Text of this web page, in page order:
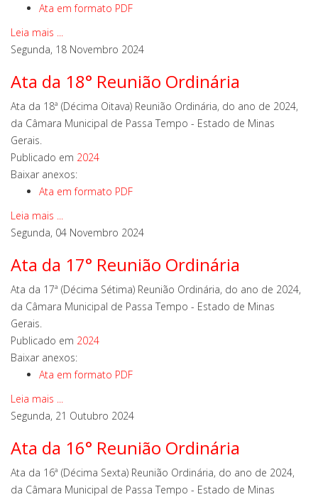
Ata em formato PDF
Leia mais ...
Segunda, 18 Novembro 2024
Ata da 18° Reunião Ordinária
Ata da 18ª (Décima Oitava) Reunião Ordinária, do ano de 2024,
da Câmara Municipal de Passa Tempo - Estado de Minas
Gerais.
Publicado em 2024
Baixar anexos:
Ata em formato PDF
Leia mais ...
Segunda, 04 Novembro 2024
Ata da 17° Reunião Ordinária
Ata da 17ª (Décima Sétima) Reunião Ordinária, do ano de 2024,
da Câmara Municipal de Passa Tempo - Estado de Minas
Gerais.
Publicado em 2024
Baixar anexos:
Ata em formato PDF
Leia mais ...
Segunda, 21 Outubro 2024
Ata da 16° Reunião Ordinária
Ata da 16ª (Décima Sexta) Reunião Ordinária, do ano de 2024,
da Câmara Municipal de Passa Tempo - Estado de Minas